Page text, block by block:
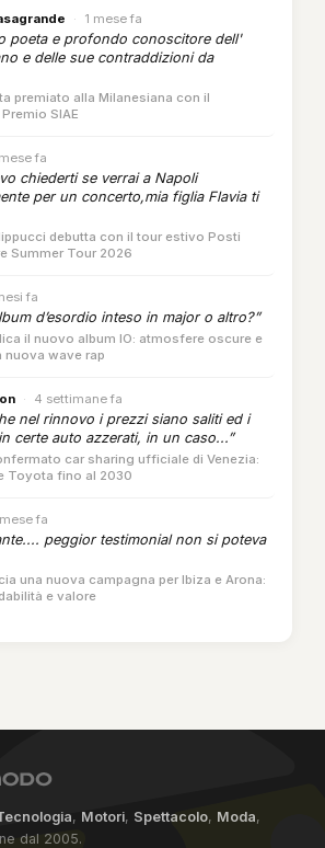
· 1 mese fa
poeta e profondo conoscitore dell'
e delle sue contraddizioni da
premiato alla Milanesiana con il
SIAE
fa
chiederti se verrai a Napoli
per un concerto,mia figlia Flavia ti
debutta con il tour estivo Posti
Summer Tour 2026
fa
d’esordio inteso in major o altro?”
il nuovo album IO: atmosfere oscure e
nuova wave rap
· 4 settimane fa
nel rinnovo i prezzi siano saliti ed i
certe auto azzerati, in un caso...”
car sharing ufficiale di Venezia:
Toyota fino al 2030
fa
peggior testimonial non si poteva
una nuova campagna per Ibiza e Arona:
e valore
, Motori, Spettacolo, Moda,
dal 2005.